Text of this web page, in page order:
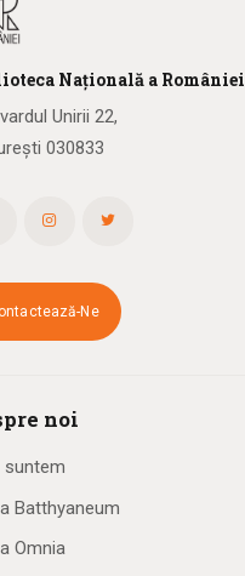
Națională a României
Unirii 22,
030833
Ne
noi
suntem
Batthyaneum
Omnia